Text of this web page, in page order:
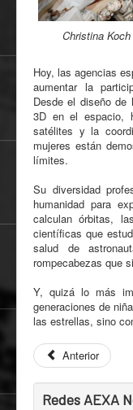
Christina
Hoy, las agencias
aumentar la
Desde el diseño de
3D en el espacio,
satélites y la
mujeres están
límites.
Su diversidad
humanidad para
calculan órbitas,
científicas que
salud de
rompecabezas que
Y, quizá lo más
generaciones de
las estrellas, sino
Anterior
Redes AEXA